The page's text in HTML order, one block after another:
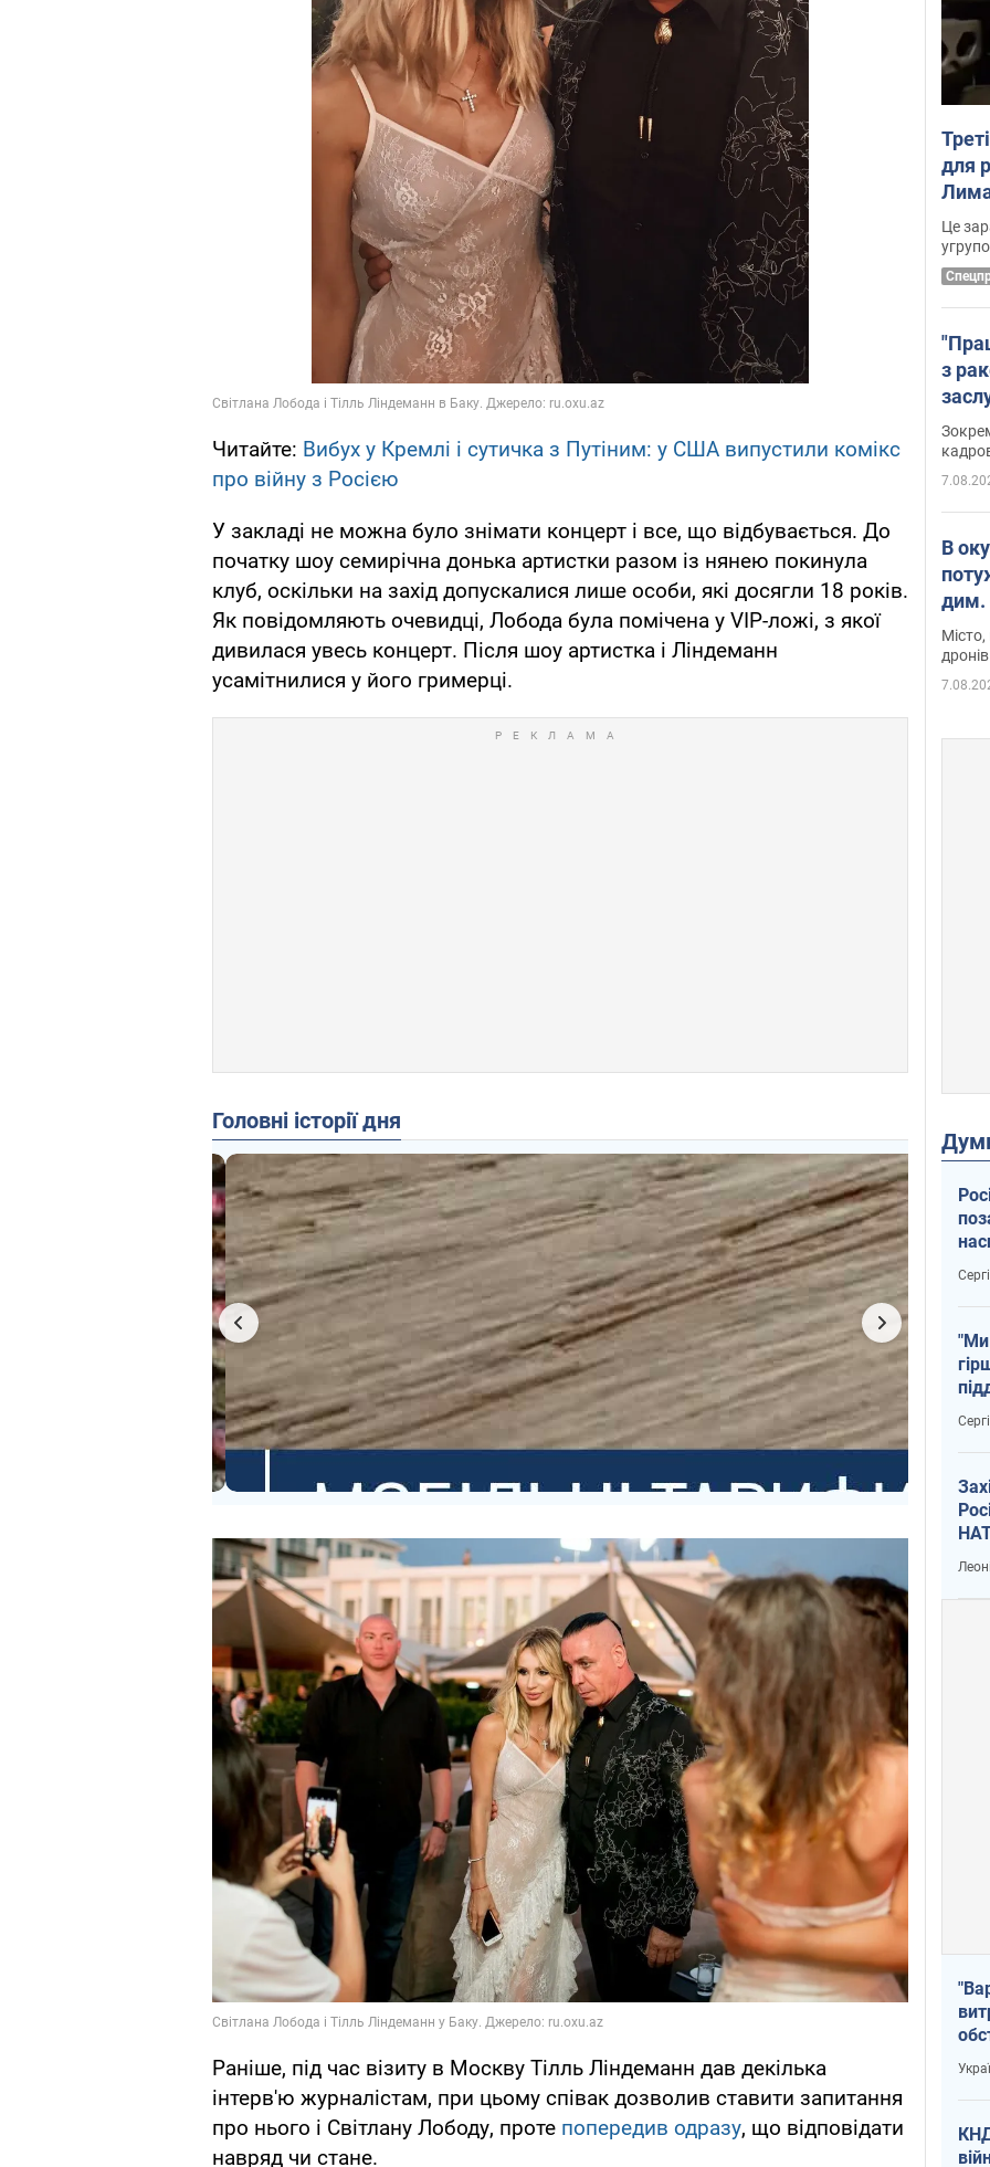
Читайте: Вибух у Кремлі і сутичка з Путіним: у США випустили комікс
про війну з Росією
У закладі не можна було знімати концерт і все, що відбувається. До
початку шоу семирічна донька артистки разом із нянею покинула
клуб, оскільки на захід допускалися лише особи, які досягли 18 років.
Як повідомляють очевидці, Лобода була помічена у VIP-ложі, з якої
дивилася увесь концерт. Після шоу артистка і Ліндеманн
усамітнилися у його гримерці.
Головні історії дня
Раніше, під час візиту в Москву Тілль Ліндеманн дав декілька
інтерв'ю журналістам, при цьому співак дозволив ставити запитання
про нього і Світлану Лободу, проте попередив одразу, що відповідати
навряд чи стане.
для
Це
з
В
дим.
дронів
"Ми